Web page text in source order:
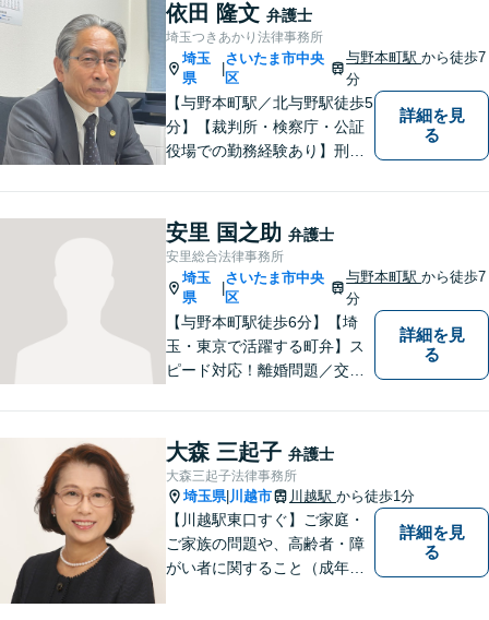
決まで責任を持ってサポート
させていただきます。 ぜひご
相談ください。
依田 隆文 弁護士
埼玉つきあかり法律事務所
埼玉
県
さいたま市中央
区
与野本町駅から徒歩7
分
【与野本町駅／北与野駅徒歩5
分】【裁判所・検察庁・公証
役場での勤務経験あり】刑事
お困りごとはなんでもご相談
ください。一人一人に真摯に
向き合い、納得のいく解決へ
と導いてまいります。【休
日・夜間対応】
詳細を見
る
安里 国之助 弁護士
安里総合法律事務所
埼玉
県
さいたま市中央
区
与野本町駅から徒歩7
分
【与野本町駅徒歩6分】【埼
玉・東京で活躍する町弁】ス
ピード対応！離婚問題／交通
など、お困りごとがあればお
気軽にご相談ください！皆様
が平穏な日々を取り戻せるよ
う、尽力してまいります。
【土日祝・夜間対応◎】
詳細を見
る
大森 三起子 弁護士
大森三起子法律事務所
埼玉県| 川越市 川越駅 から徒歩1分
【川越駅東口すぐ】ご家庭・
ご家族の問題や、高齢者・障
がい者に関すること（成年後
詳細を見
る